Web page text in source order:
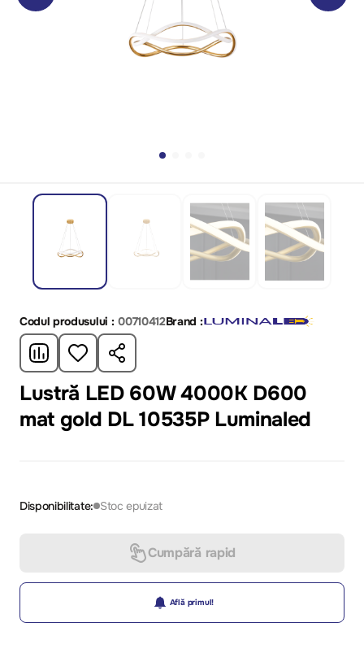
Codul produsului : 00710412Brand :
Lustră LED 60W 4000K D600
mat gold DL 10535P Luminaled
Disponibilitate: Stoc epuizat
Cumpără rapid
Află primul!